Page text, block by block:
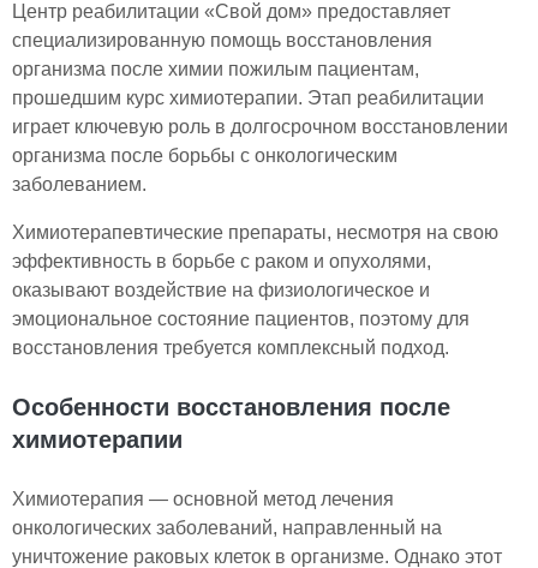
Центр реабилитации «Свой дом» предоставляет
специализированную помощь восстановления
организма после химии пожилым пациентам,
прошедшим курс химиотерапии. Этап реабилитации
играет ключевую роль в долгосрочном восстановлении
организма после борьбы с онкологическим
заболеванием.
Химиотерапевтические препараты, несмотря на свою
эффективность в борьбе с раком и опухолями,
оказывают воздействие на физиологическое и
эмоциональное состояние пациентов, поэтому для
восстановления требуется комплексный подход.
Особенности восстановления после
химиотерапии
Химиотерапия — основной метод лечения
онкологических заболеваний, направленный на
уничтожение раковых клеток в организме. Однако этот